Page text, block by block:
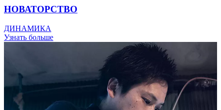
НОВАТОРСТВО
ДИНАМИКА
Узнать больше